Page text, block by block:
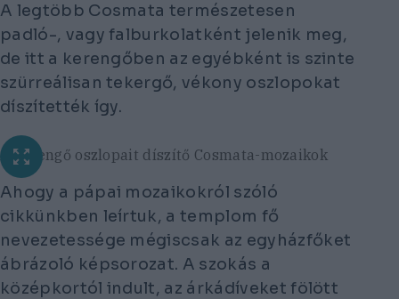
A legtöbb Cosmata természetesen
padló-, vagy falburkolatként jelenik meg,
de itt a kerengőben az egyébként is szinte
szürreálisan tekergő, vékony oszlopokat
díszítették így.
A kerengő oszlopait díszítő Cosmata-mozaikok
Ahogy a pápai mozaikokról szóló
cikkünkben leírtuk, a templom fő
nevezetessége mégiscsak az egyházfőket
ábrázoló képsorozat. A szokás a
középkortól indult, az árkádíveket fölött